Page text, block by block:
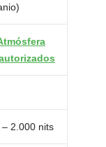
2.000 nits